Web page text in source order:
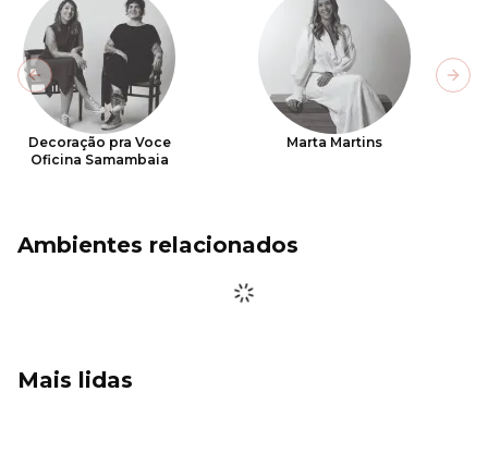
Decoração pra Voce
Oficina Samambaia
Marta Martins
Previous slide
Ambientes relacionados
Mais lidas